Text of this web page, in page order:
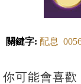
關鍵字: 配息
你可能會喜歡